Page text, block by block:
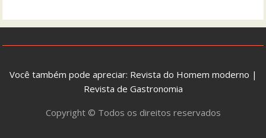
Você também pode apreciar: Revista do Homem moderno |
Revista de Gastronomia
Copyright © Todos os direitos reservados